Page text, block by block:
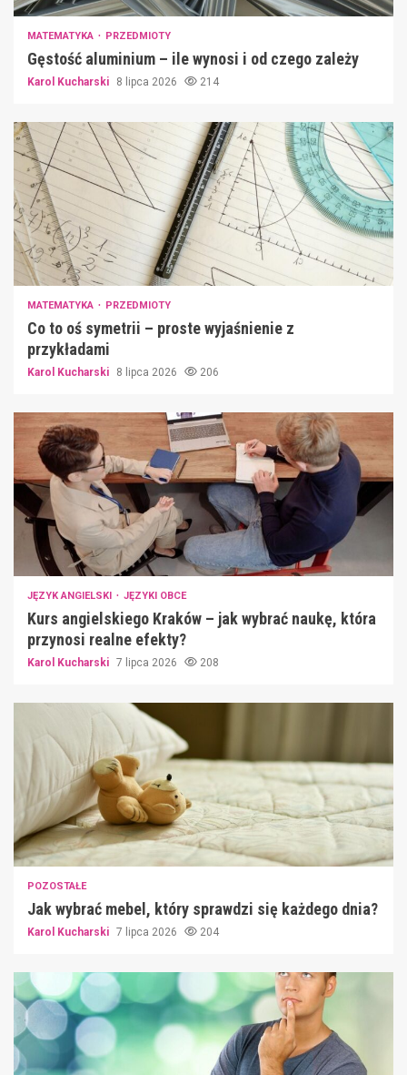
MATEMATYKA PRZEDMIOTY
Gęstość aluminium – ile wynosi i od czego zależy
Karol Kucharski 8 lipca 2026 214
MATEMATYKA PRZEDMIOTY
Co to oś symetrii – proste wyjaśnienie z
przykładami
Karol Kucharski 8 lipca 2026 206
JĘZYK ANGIELSKI JĘZYKI OBCE
Kurs angielskiego Kraków – jak wybrać naukę, która
przynosi realne efekty?
Karol Kucharski 7 lipca 2026 208
POZOSTAŁE
Jak wybrać mebel, który sprawdzi się każdego dnia?
Karol Kucharski 7 lipca 2026 204